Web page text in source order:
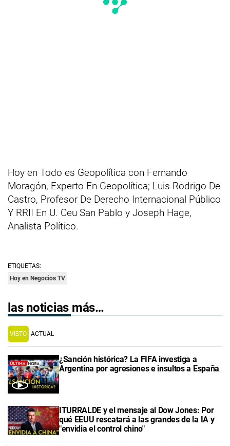
Hoy en Todo es Geopolítica con Fernando
Moragón, Experto En Geopolítica; Luis Rodrigo De
Castro, Profesor De Derecho Internacional Público
Y RRII En U. Ceu San Pablo y Joseph Hage,
Analista Político.
ETIQUETAS:
Hoy en Negocios TV
las noticias más…
VISTO ACTUAL
¿Sanción histórica? La FIFA investiga a
Argentina por agresiones e insultos a España
ITURRALDE y el mensaje al Dow Jones: Por
qué EEUU rescatará a las grandes de la IA y
"envidia el control chino"